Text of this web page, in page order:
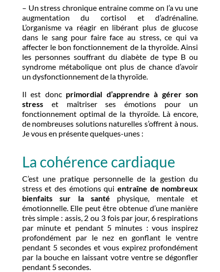
– Un stress chronique entraine comme on l’a vu une
augmentation du cortisol et d’adrénaline.
L’organisme va réagir en libérant plus de glucose
dans le sang pour faire face au stress, ce qui va
affecter le bon fonctionnement de la thyroïde. Ainsi
les personnes souffrant du diabète de type B ou
syndrome métabolique ont plus de chance d’avoir
un dysfonctionnement de la thyroïde.
Il est donc primordial d’apprendre à gérer son
stresset maîtriser ses émotions pour un
fonctionnement optimal de la thyroïde. Là encore,
de nombreuses solutions naturelles s’offrent à nous.
Je vous en présente quelques-unes :
La cohérence cardiaque
C’est une pratique personnelle de la gestion du
stress et des émotions qui entraîne de nombreux
bienfaits sur la santé physique, mentale et
émotionnelle. Elle peut être obtenue d’une manière
très simple : assis, 2 ou 3 fois par jour, 6 respirations
par minute et pendant 5 minutes : vous inspirez
profondément par le nez en gonflant le ventre
pendant 5 secondes et vous expirez profondément
par la bouche en laissant votre ventre se dégonfler
pendant 5 secondes.